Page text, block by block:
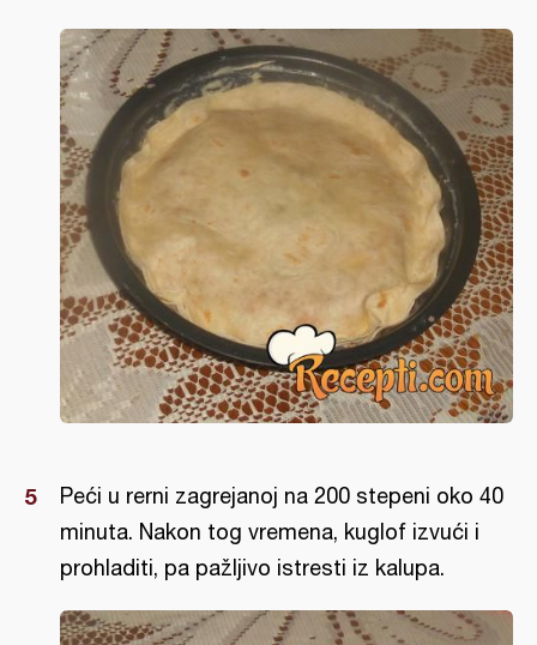
Peći u rerni zagrejanoj na 200 stepeni oko 40
minuta. Nakon tog vremena, kuglof izvući i
prohladiti, pa pažljivo istresti iz kalupa.